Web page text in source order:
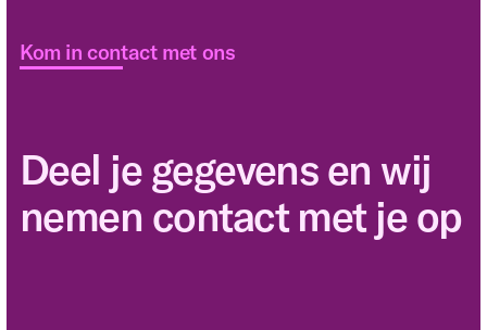
Kom in contact met ons
Deel je gegevens en wij
nemen contact met je op